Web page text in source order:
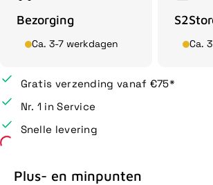
Bezorging
Ca. 3-7 werkdagen Ca.
Gratis verzending vanaf €75*
Nr. 1 in Service
Snelle levering
Plus- en minpunten